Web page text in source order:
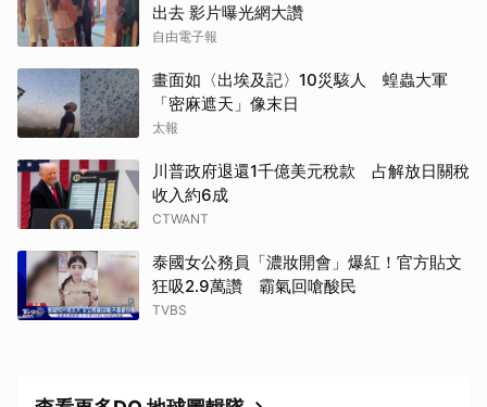
出去 影片曝光網大讚
自由電子報
畫面如〈出埃及記〉10災駭人 蝗蟲大軍
「密麻遮天」像末日
太報
川普政府退還1千億美元稅款 占解放日關稅
收入約6成
CTWANT
泰國女公務員「濃妝開會」爆紅！官方貼文
狂吸2.9萬讚 霸氣回嗆酸民
TVBS